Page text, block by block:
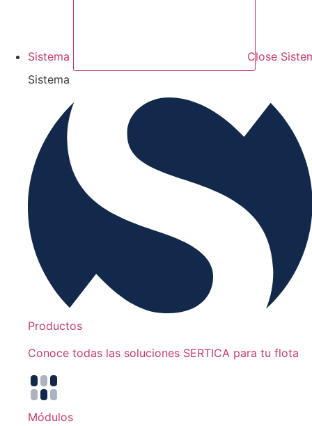
Sistema
Close
Sistema
Productos
Conoce todas las soluciones SERTICA para tu flota
Módulos